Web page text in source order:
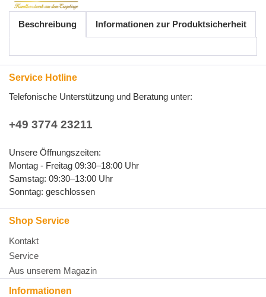
Beschreibung Informationen zur Produktsicherheit
Service Hotline
Telefonische Unterstützung und Beratung unter:
+49 3774 23211
Unsere Öffnungszeiten:
Montag - Freitag 09:30–18:00 Uhr
Samstag: 09:30–13:00 Uhr
Sonntag: geschlossen
Shop Service
Kontakt
Service
Aus unserem Magazin
Informationen